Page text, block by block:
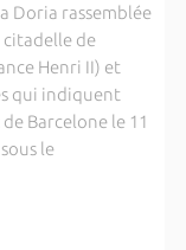
Doria rassemblée
citadelle de
Henri II) et
qui indiquent
Barcelone le 11
le